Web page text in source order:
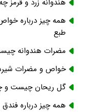
همه چیز درباره
طبع
مضرات هندوانه
خواص و مضرات شیره
گل ریحان چیست و
همه چیز درباره